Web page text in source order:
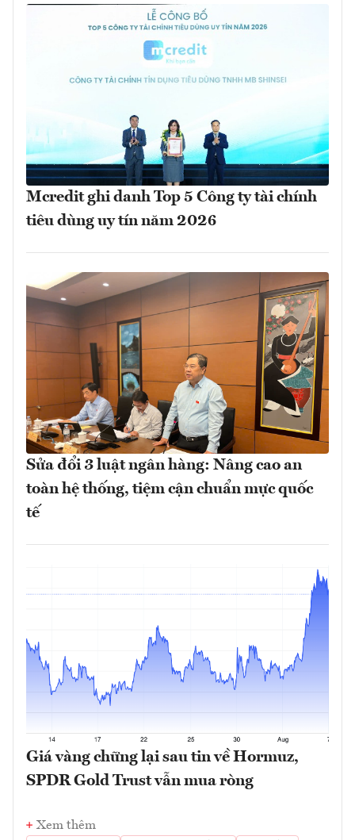
Mcredit ghi danh Top 5 Công ty tài chính
tiêu dùng uy tín năm 2026
Sửa đổi 3 luật ngân hàng: Nâng cao an
toàn hệ thống, tiệm cận chuẩn mực quốc
tế
Giá vàng chững lại sau tin về Hormuz,
SPDR Gold Trust vẫn mua ròng
Xem thêm